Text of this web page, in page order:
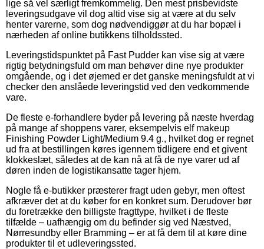
lige så vel særligt fremkommelig. Den mest prisbevidste
leveringsudgave vil dog altid vise sig at være at du selv
henter varerne, som dog nødvendiggør at du har bopæl i
nærheden af online butikkens tilholdssted.
Leveringstidspunktet på Fast Pudder kan vise sig at være
rigtig betydningsfuld om man behøver dine nye produkter
omgående, og i det øjemed er det ganske meningsfuldt at vi
checker den anslåede leveringstid ved den vedkommende
vare.
De fleste e-forhandlere byder på levering på næste hverdag
på mange af shoppens varer, eksempelvis elf makeup
Finishing Powder Light/Medium 9.4 g., hvilket dog er regnet
ud fra at bestillingen køres igennem tidligere end et givent
klokkeslæt, således at de kan nå at få de nye varer ud af
døren inden de logistikansatte tager hjem.
Nogle få e-butikker præsterer fragt uden gebyr, men oftest
afkræver det at du køber for en konkret sum. Derudover bør
du foretrække den billigste fragttype, hvilket i de fleste
tilfælde – uafhængig om du befinder sig ved Næstved,
Nørresundby eller Bramming – er at få dem til at køre dine
produkter til et udleveringssted.